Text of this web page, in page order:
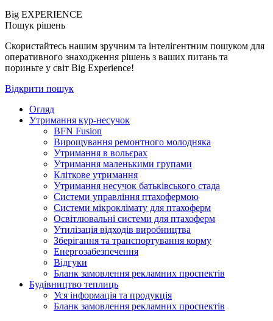
Big EXPERIENCE
Пошук рішень
Скористайтесь нашим зручним та інтелігентним пошуком для
оперативного знаходження рішень з ваших питань та
пориньте у світ Big Experience!
Відкрити пошук
Огляд
Утримання кур-несучок
BFN Fusion
Вирощування ремонтного молодняка
Утримання в вольєрах
Утримання маленькими групами
Кліткове утримання
Утримання несучок батьківського стада
Системи управління птахофермою
Системи мікроклімату для птахоферм
Освітлювальні системи для птахоферм
Утилізація відходів виробництва
Зберігання та транспортування корму
Енергозабезпечення
Відгуки
Бланк замовлення рекламних проспектів
Будівництво теплиць
Уся інформація та продукція
Бланк замовлення рекламних проспектів